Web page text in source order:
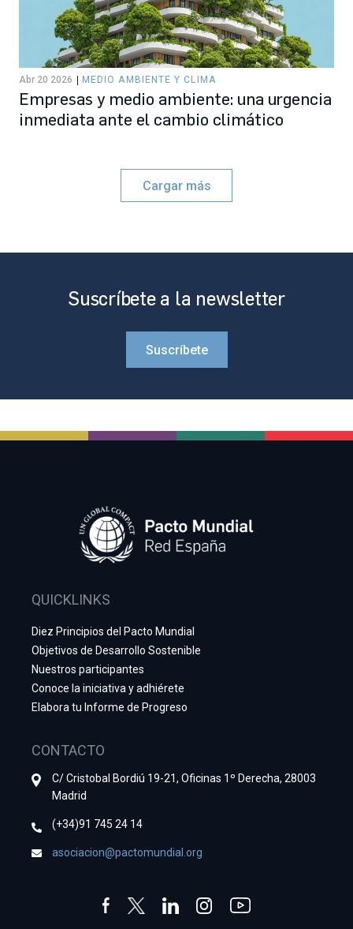
Abr 20 2026 MEDIO AMBIENTE Y CLIMA
Empresas y medio ambiente: una urgencia
inmediata ante el cambio climático
Cargar más
Suscríbete a la newsletter
Suscríbete
QUICKLINKS
Diez Principios del Pacto Mundial
Objetivos de Desarrollo Sostenible
Nuestros participantes
Conoce la iniciativa y adhiérete
Elabora tu Informe de Progreso
CONTACTO
C/ Cristobal Bordiú 19-21, Oficinas 1º Derecha, 28003
Madrid
(+34)91 745 24 14
asociacion@pactomundial.org